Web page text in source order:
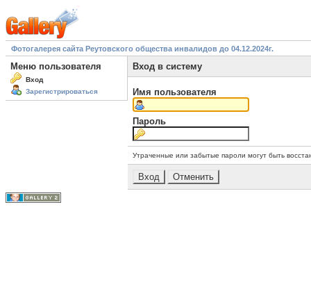
Фотогалерея сайта Реутовского общества инвалидов до 04.12.2024г.
Меню пользователя
Вход
Зарегистрироваться
Вход в систему
Имя пользователя
Пароль
Утраченные или забытые пароли могут быть